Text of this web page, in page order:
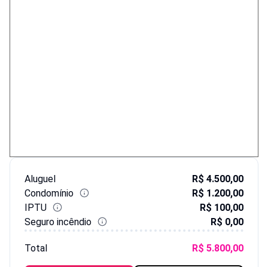
Aluguel
R$ 4.500,00
Condomínio
R$ 1.200,00
IPTU
R$ 100,00
Seguro incêndio
R$ 0,00
Total R$ 5.800,00